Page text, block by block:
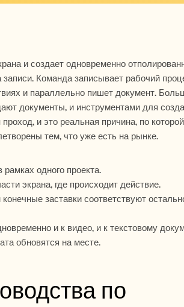
и создает одновременно
записи. Команда записывает рабочий
и параллельно пишет документ.
документы, и инструментами для
и это реальная причина, по которой
тем, что уже есть на рынке.
одного проекта.
экрана, где происходит действие.
заставки соответствуют
и к видео, и к текстовому
обновятся на месте.
по